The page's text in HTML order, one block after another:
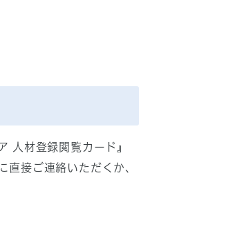
人材登録閲覧カード』
直接ご連絡いただくか、